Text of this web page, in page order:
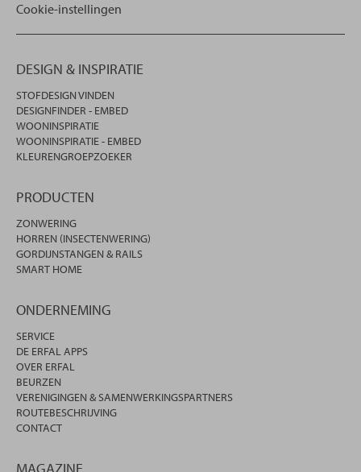
Cookie-instellingen
DESIGN & INSPIRATIE
STOFDESIGN VINDEN
DESIGNFINDER - EMBED
WOONINSPIRATIE
WOONINSPIRATIE - EMBED
KLEURENGROEPZOEKER
PRODUCTEN
ZONWERING
HORREN (INSECTENWERING)
GORDIJNSTANGEN & RAILS
SMART HOME
ONDERNEMING
SERVICE
DE ERFAL APPS
OVER ERFAL
BEURZEN
VERENIGINGEN & SAMENWERKINGSPARTNERS
ROUTEBESCHRIJVING
CONTACT